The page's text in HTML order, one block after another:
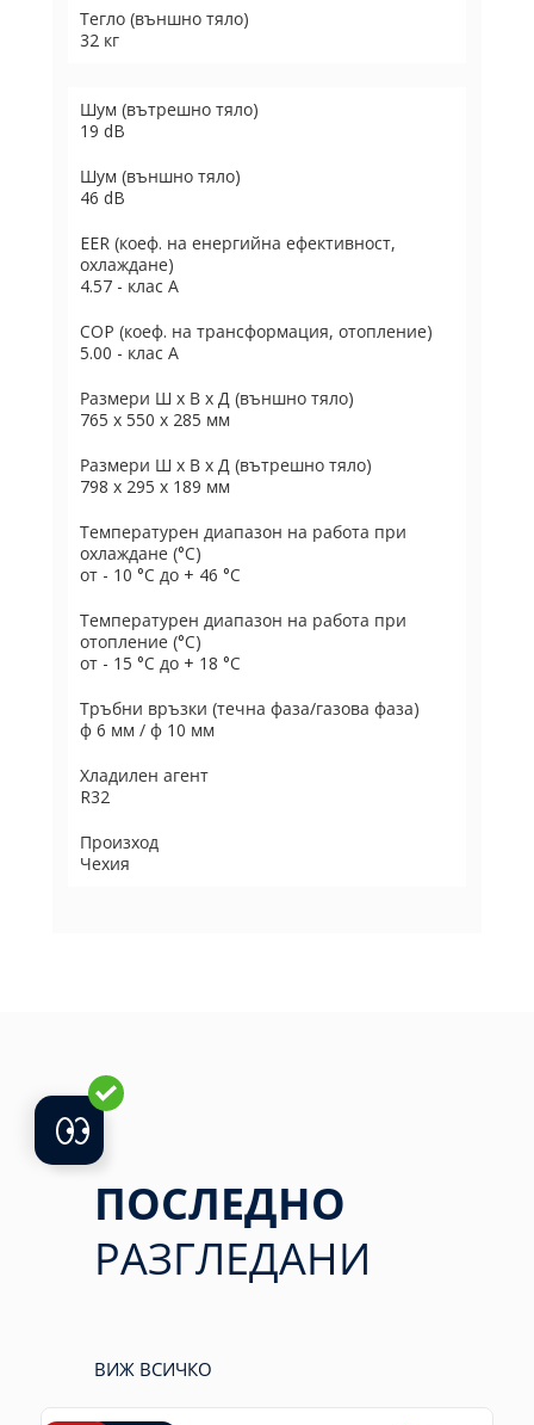
Тегло (външно тяло)
32 кг
Шум (вътрешно тяло)
19 dB
Шум (външно тяло)
46 dB
EER (коеф. на енергийна ефективност,
охлаждане)
4.57 - клас А
COP (коеф. на трансформация, отопление)
5.00 - клас А
Размери Ш х В х Д (външно тяло)
765 x 550 x 285 мм
Размери Ш х В х Д (вътрешно тяло)
798 x 295 x 189 мм
Температурен диапазон на работа при
охлаждане (°C)
от - 10 °C до + 46 °C
Температурен диапазон на работа при
отопление (°C)
от - 15 °C до + 18 °C
Тръбни връзки (течна фаза/газова фаза)
ф 6 мм / ф 10 мм
Хладилен агент
R32
Произход
Чехия
ПОСЛЕДНО
РАЗГЛЕДАНИ
ВИЖ ВСИЧКО